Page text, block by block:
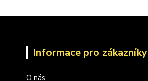
Informace pro zákazníky
O nás